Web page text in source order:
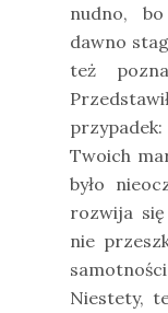
nudno,
dawno
też
Twoich
było
rozwija
nie
Niestety,